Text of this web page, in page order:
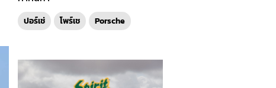
ปอร์เช่ โพร์เช Porsche